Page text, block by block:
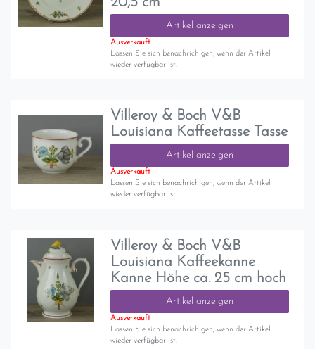
Artikel anzeigen
Ausverkauft
Lassen Sie sich benachrichigen, wenn der Artikel
wieder verfügbar ist.
Villeroy & Boch V&B
Louisiana Kaffeetasse Tasse
Artikel anzeigen
Ausverkauft
Lassen Sie sich benachrichigen, wenn der Artikel
wieder verfügbar ist.
Villeroy & Boch V&B
Louisiana Kaffeekanne
Kanne Höhe ca. 25 cm hoch
Artikel anzeigen
Ausverkauft
Lassen Sie sich benachrichigen, wenn der Artikel
wieder verfügbar ist.